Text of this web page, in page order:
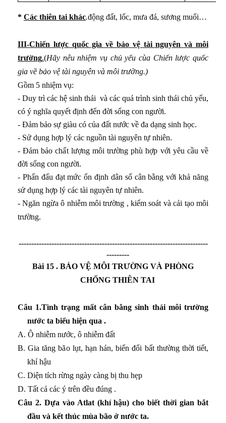
* Các thiên tai khác.động đất, lốc, mưa đá, sương muối…
III-Chiến lược quốc gia về bảo vệ tài nguyên và môi
trường.(Hãy nêu nhiệm vụ chủ yếu cùa Chiến lược quốc
gia về bảo vệ tài nguyên và môi trường.)
Gồm 5 nhiệm vụ:
- Duy trì các hệ sinh thái và các quá trình sinh thái chủ yếu,
có ý nghĩa quyết định đến đời sống con người.
- Đảm bảo sự giàu có của đất nước về đa dạng sinh học.
- Sử dụng hợp lý các nguồn tài nguyên tự nhiên.
- Đảm bảo chất lượng môi trường phù hợp với yêu cầu về
đời sống con người.
- Phấn đấu đạt mức ổn định dân số cân bằng với khả năng
sử dụng hợp lý các tài nguyên tự nhiên.
- Ngăn ngừa ô nhiễm môi trường , kiểm soát và cải tạo môi
trường.
---------------------------------------------------------------------------
---------
Bài 15 . BẢO VỆ MÔI TRƯỜNG VÀ PHÒNG
CHỐNG THIÊN TAI
Câu 1.Tình trạng mất cân bằng sinh thái môi trường
nước ta biểu hiện qua .
A. Ô nhiễm nước, ô nhiễm đất
B. Gia tăng bão lụt, hạn hán, biến đổi bất thường thời tiết,
khí hậu
C. Diện tích rừng ngày càng bị thu hẹp
D. Tất cả các ý trên đều đúng .
Câu 2. Dựa vào Atlat (khí hậu) cho biết thời gian bắt
đầu và kết thúc mùa bão ở nước ta.
ở Bắc Trung Bộ
ở Duyên hải Nam Trung Bộ
Nguyên
chiều sâu ở Đông Nam Bộ
tự nhiên ở Đồng bằng sông Cửu Long
quốc phòng ở Biển Đông và các đảo, quần đảo